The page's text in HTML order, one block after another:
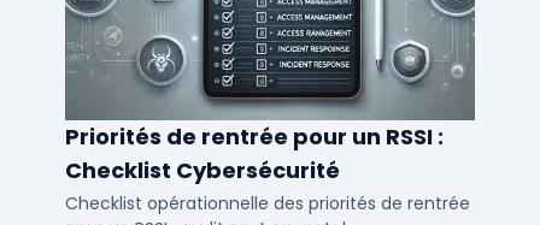
Priorités de rentrée pour un RSSI :
Checklist Cybersécurité
Checklist opérationnelle des priorités de rentrée